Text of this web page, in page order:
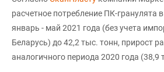
расчетное потребление ПК-гранулята
январь - май 2021 года (без учета
Беларусь) до 42,2 тыс. тонн, прирост
аналогичного периода 2020 года (38,9